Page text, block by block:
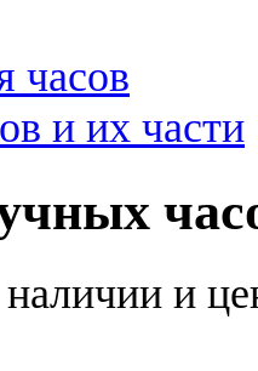
часов
и их части
и